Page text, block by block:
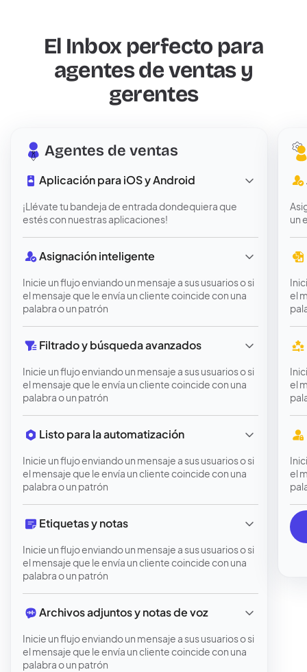
El Inbox perfecto para
agentes de ventas y
gerentes
Agentes de ventas
Aplicación para iOS y Android
¡Llévate tu bandeja de entrada dondequiera que
estés con nuestras aplicaciones!
Asignación inteligente
Inicie un flujo enviando un mensaje a sus usuarios o si
el mensaje que le envía un cliente coincide con una
palabra o un patrón
Filtrado y búsqueda avanzados
Inicie un flujo enviando un mensaje a sus usuarios o si
el mensaje que le envía un cliente coincide con una
palabra o un patrón
Listo para la automatización
Inicie un flujo enviando un mensaje a sus usuarios o si
el mensaje que le envía un cliente coincide con una
palabra o un patrón
Etiquetas y notas
Inicie un flujo enviando un mensaje a sus usuarios o si
el mensaje que le envía un cliente coincide con una
palabra o un patrón
Archivos adjuntos y notas de voz
Inicie un flujo enviando un mensaje a sus usuarios o si
el mensaje que le envía un cliente coincide con una
palabra o un patrón
un
el
el
el